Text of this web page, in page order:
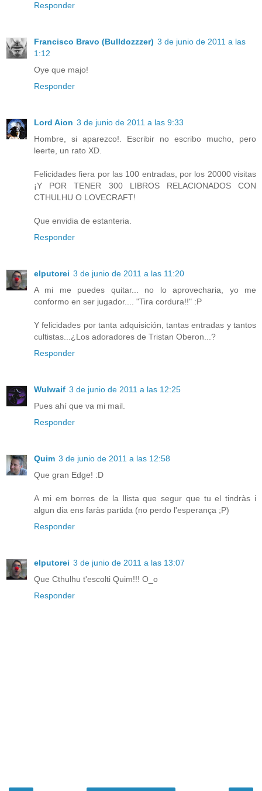
Responder
Francisco Bravo (Bulldozzzer) 3 de junio de 2011 a las
1:12
Oye que majo!
Responder
Lord Aion 3 de junio de 2011 a las 9:33
Hombre, si aparezco!. Escribir no escribo mucho, pero
leerte, un rato XD.
Felicidades fiera por las 100 entradas, por los 20000 visitas
¡Y POR TENER 300 LIBROS RELACIONADOS CON
CTHULHU O LOVECRAFT!
Que envidia de estanteria.
Responder
elputorei 3 de junio de 2011 a las 11:20
A mi me puedes quitar... no lo aprovecharia, yo me
conformo en ser jugador.... "Tira cordura!!" :P
Y felicidades por tanta adquisición, tantas entradas y tantos
cultistas...¿Los adoradores de Tristan Oberon...?
Responder
Wulwaif 3 de junio de 2011 a las 12:25
Pues ahí que va mi mail.
Responder
Quim 3 de junio de 2011 a las 12:58
Que gran Edge! :D
A mi em borres de la llista que segur que tu el tindràs i
algun dia ens faràs partida (no perdo l'esperança ;P)
Responder
elputorei 3 de junio de 2011 a las 13:07
Que Cthulhu t'escolti Quim!!! O_o
Responder